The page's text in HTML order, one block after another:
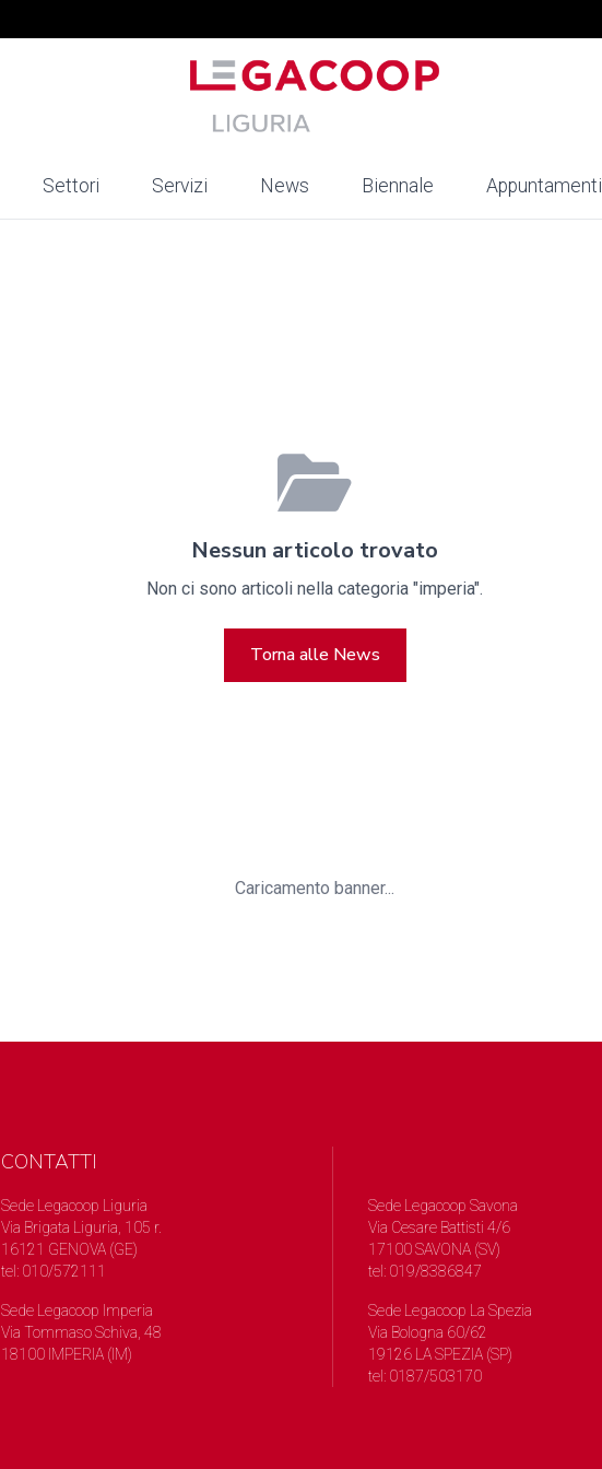
Settori Servizi News Biennale Appuntamenti
Nessun articolo trovato
Non ci sono articoli nella categoria "imperia".
Torna alle News
Caricamento banner...
CONTATTI
Sede Legacoop Liguria
Via Brigata Liguria, 105 r.
16121 GENOVA (GE)
tel: 010/572111
Sede Legacoop Imperia
Via Tommaso Schiva, 48
18100 IMPERIA (IM)
Sede Legacoop Savona
Via Cesare Battisti 4/6
17100 SAVONA (SV)
tel: 019/8386847
Sede Legacoop La Spezia
Via Bologna 60/62
19126 LA SPEZIA (SP)
tel: 0187/503170